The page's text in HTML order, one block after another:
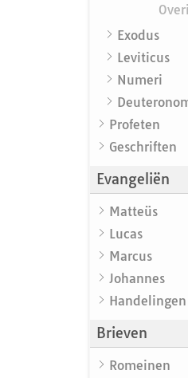
Exodus
Leviticus
Numeri
Profeten
Geschriften
Evangeliën
Matteüs
Lucas
Marcus
Johannes
Handelingen
Brieven
Romeinen